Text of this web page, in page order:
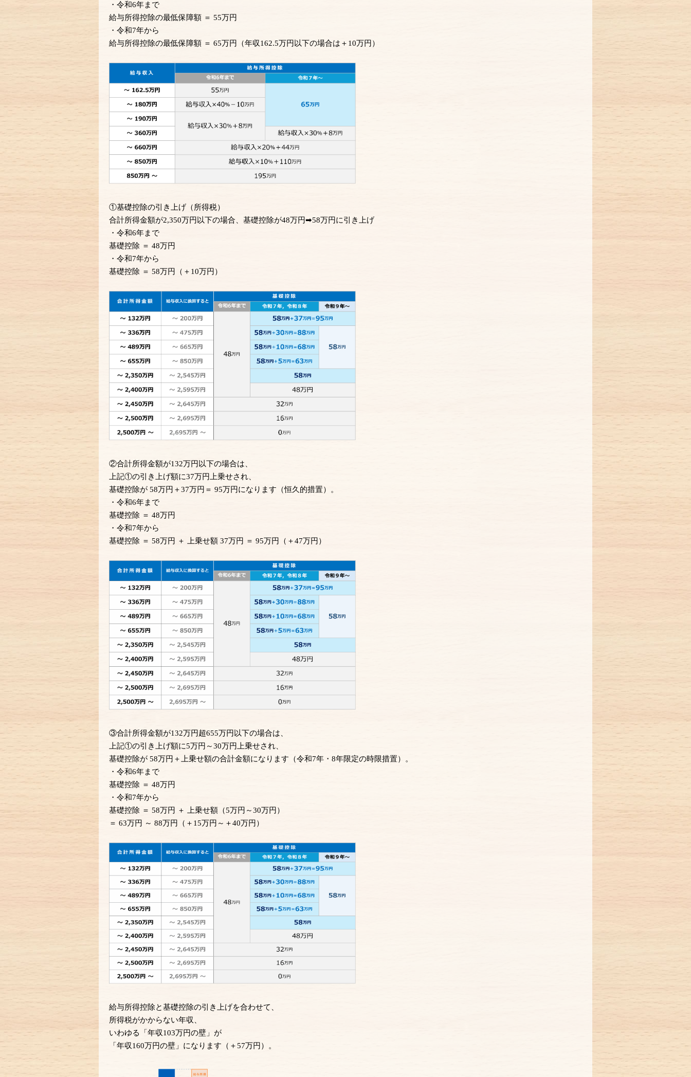
・令和6年まで
給与所得控除の最低保障額 ＝ 55万円
・令和7年から
給与所得控除の最低保障額 ＝ 65万円 （年収162.5万円以下の場合は＋10万円）
①基礎控除の引き上げ（所得税）
合計所得⾦額が2,350万円以下の場合、基礎控除が48万円➡58万円に引き上げ
・令和6年まで
基礎控除 ＝ 48万円
・令和7年から
基礎控除 ＝ 58万円（＋10万円）
②合計所得⾦額が132万円以下の場合は、
上記①の引き上げ額に37万円上乗せされ、
基礎控除が 58万円＋37万円＝ 95万円になります（恒久的措置）。
・令和6年まで
基礎控除 ＝ 48万円
・令和7年から
基礎控除 ＝ 58万円 ＋ 上乗せ額 37万円 ＝ 95万円 （＋47万円）
③合計所得⾦額が132万円超655万円以下の場合は、
上記①の引き上げ額に5万円～30万円上乗せされ、
基礎控除が 58万円＋上乗せ額の合計金額になります（令和7年・8年限定の時限措置）。
・令和6年まで
基礎控除 ＝ 48万円
・令和7年から
基礎控除 ＝ 58万円 ＋ 上乗せ額（5万円～30万円）
＝ 63万円 ～ 88万円（＋15万円～＋40万円）
給与所得控除と基礎控除の引き上げを合わせて、
所得税がかからない年収、
いわゆる「年収103万円の壁」が
「年収160万円の壁」になります（＋57万円）。